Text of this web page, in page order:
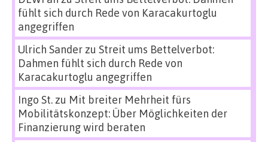
fühlt sich durch Rede von Karacakurtoglu
angegriffen
Ulrich Sanderzu Streit ums Bettelverbot:
Dahmen fühlt sich durch Rede von
Karacakurtoglu angegriffen
Ingo St.zu Mit breiter Mehrheit fürs
Mobilitätskonzept: Über Möglichkeiten der
Finanzierung wird beraten